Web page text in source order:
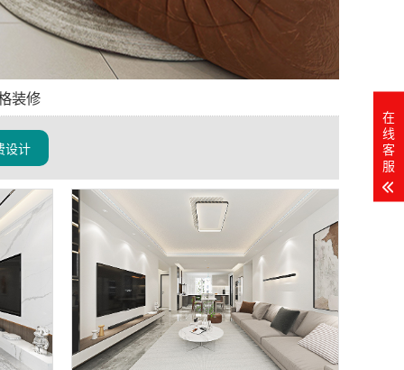
装修
设计
在
线
客
服